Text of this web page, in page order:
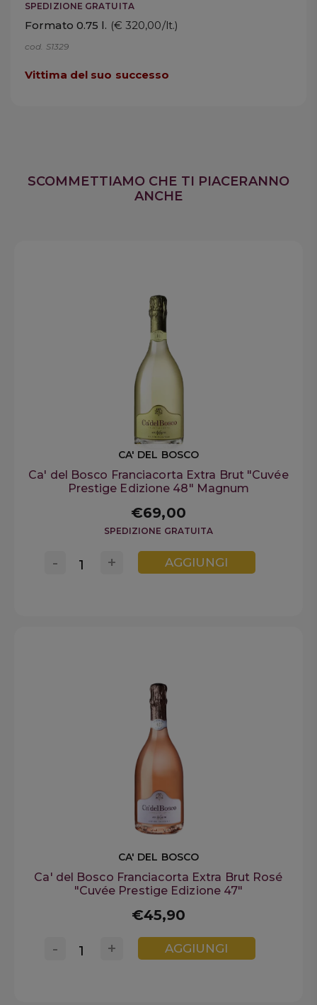
SPEDIZIONE GRATUITA
Formato 0.75 l. (€ 320,00/lt.)
cod. S1329
Vittima del suo successo
SCOMMETTIAMO CHE TI PIACERANNO
ANCHE
CA' DEL BOSCO
Ca' del Bosco Franciacorta Extra Brut "Cuvée
Prestige Edizione 48" Magnum
€69,00
SPEDIZIONE GRATUITA
+
- AGGIUNGI
CA' DEL BOSCO
Ca' del Bosco Franciacorta Extra Brut Rosé
"Cuvée Prestige Edizione 47"
€45,90
+
- AGGIUNGI